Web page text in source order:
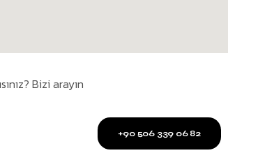
Bizi arayın
+90 506 339 06 82